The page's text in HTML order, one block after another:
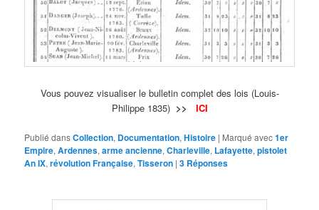
Vous pouvez visualiser le bulletin complet des lois (Louis-
Philippe 1835) >> ICI
Publié dansCollection, Documentation,Histoire | Marqué avec1er
Empire,Ardennes,arme ancienne,Charleville, Lafayette,pistolet
An IX,révolution Française,Tisseron |3 Réponses